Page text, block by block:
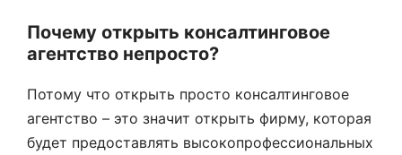
Почему открыть консалтинговое
агентство непросто?
Потому что открыть просто консалтинговое
агентство – это значит открыть фирму, которая
будет предоставлять высокопрофессиональных